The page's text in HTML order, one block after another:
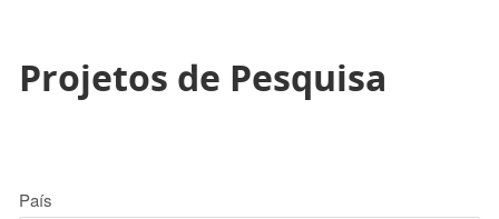
Projetos de Pesquisa
País